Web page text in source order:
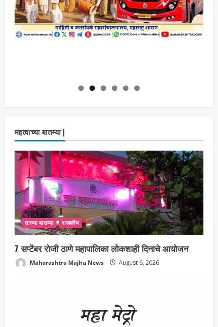
महत्वाच्या बातम्या |
ताज्या बातम्या राजकीय
7 सप्टेंबर रोजी ठाणे महापालिका लोकशाही दिनाचे आयोजन
Maharashtra Majha News August 6, 2026